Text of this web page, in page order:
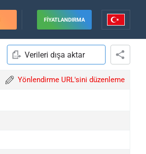
FIYATLANDIRMA
Verileri dışa aktar
Yönlendirme URL'sini düzenleme